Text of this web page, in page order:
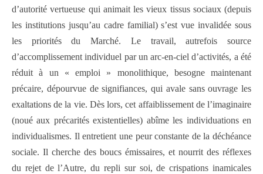
d’autorité vertueuse qui animait les vieux tissus sociaux (depuis
les institutions jusqu’au cadre familial) s’est vue invalidée sous
les priorités du Marché. Le travail, autrefois source
d’accomplissement individuel par un arc-en-ciel d’activités, a été
réduit à un « emploi » monolithique, besogne maintenant
précaire, dépourvue de signifiances, qui avale sans ouvrage les
exaltations de la vie. Dès lors, cet affaiblissement de l’imaginaire
(noué aux précarités existentielles) abîme les individuations en
individualismes. Il entretient une peur constante de la déchéance
sociale. Il cherche des boucs émissaires, et nourrit des réflexes
du rejet de l’Autre, du repli sur soi, de crispations inamicales